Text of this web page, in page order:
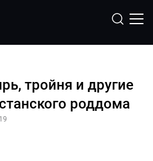
тройня и другие
роддома